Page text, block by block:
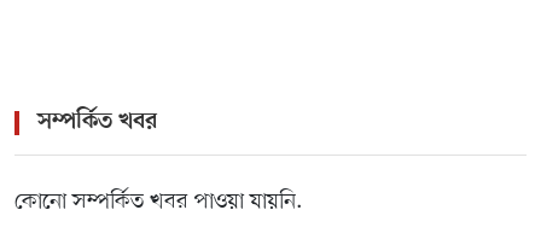
সম্পর্কিত খবর
কোনো সম্পর্কিত খবর পাওয়া যায়নি.